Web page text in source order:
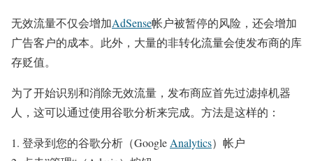
无效流量不仅会增加AdSense帐户被暂停的风险，还会增加
广告客户的成本。此外，大量的非转化流量会使发布商的库
存贬值。
为了开始识别和消除无效流量，发布商应首先过滤掉机器
人，这可以通过使用谷歌分析来完成。方法是这样的：
登录到您的谷歌分析（Google Analytics）帐户